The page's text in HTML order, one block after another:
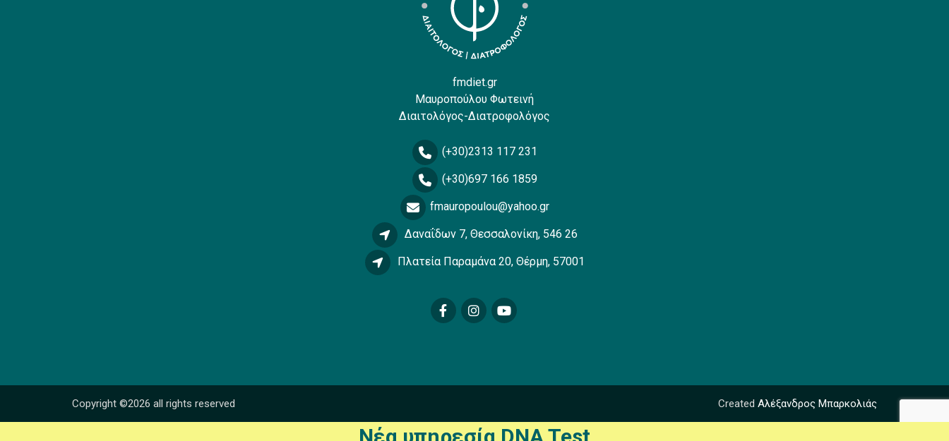
fmdiet.gr
Μαυροπούλου Φωτεινή
Διαιτολόγος-Διατροφολόγος
(+30)2313 117 231
(+30)697 166 1859
fmauropoulou@yahoo.gr
Δαναΐδων 7, Θεσσαλονίκη, 546 26
Πλατεία Παραμάνα 20, Θέρμη, 57001
Copyright ©2026 all rights reserved Created Αλέξανδρος Μπαρκολιάς